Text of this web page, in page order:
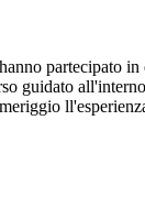
partecipato
guidato